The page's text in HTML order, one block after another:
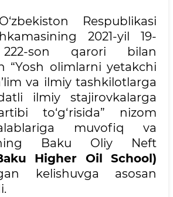
Respublikasi
2021-yil 19-
son qarori bilan
“Yosh olimlarni yetakchi
va ilmiy tashkilotlarga
ilmiy stajirovkalarga
to‘g‘risida” nizom
muvofiq va
Baku Oliy Neft
Higher Oil School)
kelishuvga asosan